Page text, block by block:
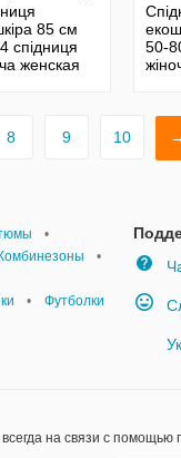
85 см
спідниця
женская
50-
8 9 10 →
•
•
• Футболки
всегда на связи с помощью